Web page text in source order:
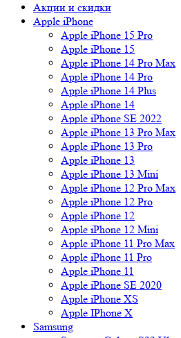
Акции и скидки
Apple iPhone
Apple iPhone 15 Pro
Apple iPhone 15
Apple iPhone 14 Pro Max
Apple iPhone 14 Pro
Apple iPhone 14 Plus
Apple iPhone 14
Apple iPhone SE 2022
Apple iPhone 13 Pro Max
Apple iPhone 13 Pro
Apple iPhone 13
Apple iPhone 13 Mini
Apple iPhone 12 Pro Max
Apple iPhone 12 Pro
Apple iPhone 12
Apple iPhone 12 Mini
Apple iPhone 11 Pro Max
Apple iPhone 11 Pro
Apple iPhone 11
Apple iPhone SE 2020
Apple iPhone XS
Apple IPhone X
Samsung